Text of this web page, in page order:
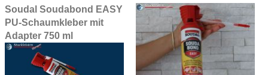
Soudal Soudabond EASY
PU-Schaumkleber mit
Adapter 750 ml